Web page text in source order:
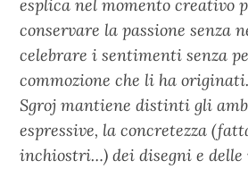
esplica nel momento creativo
conservare la passione senza
celebrare i sentimenti senza
commozione che li ha originati.
Sgroj mantiene distinti gli
espressive, la concretezza
inchiostri…) dei disegni e